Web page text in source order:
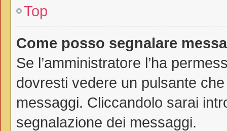
Top
Come posso segnalare
Se l’amministratore l’ha
dovresti vedere un pulsante
messaggi. Cliccandolo sarai
segnalazione dei messaggi.